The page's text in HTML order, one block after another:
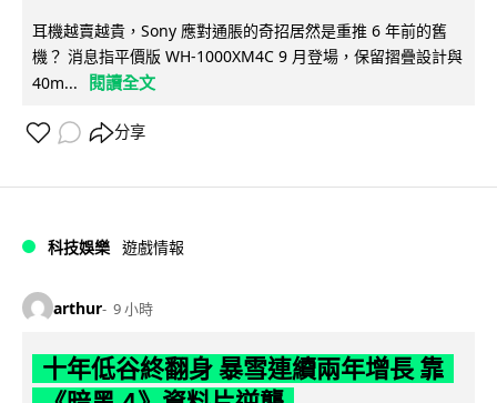
耳機越賣越貴，Sony 應對通脹的奇招居然是重推 6 年前的舊
機？ 消息指平價版 WH-1000XM4C 9 月登場，保留摺疊設計與
40m...
閱讀全文
分享
科技娛樂 遊戲情報
arthur 9 小時
十年低谷終翻身 暴雪連續兩年增長 靠